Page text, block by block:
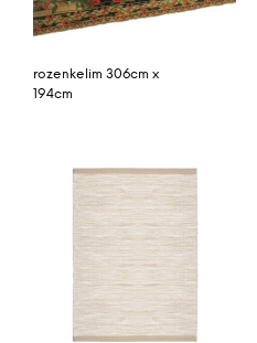
rozenkelim 306cm x
194cm